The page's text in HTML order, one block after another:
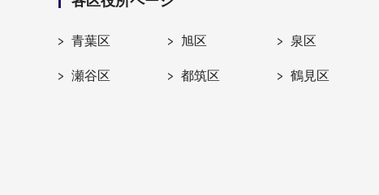
青葉区 旭区 泉区
瀬谷区 都筑区 鶴見区